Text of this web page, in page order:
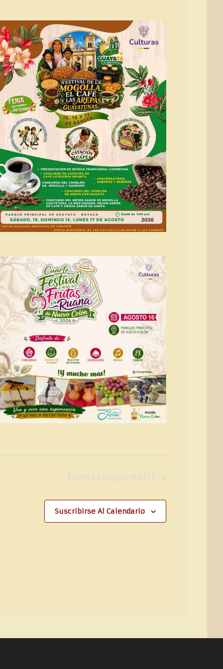
Eventos Siguiente(s)
Suscribirse Al Calendario